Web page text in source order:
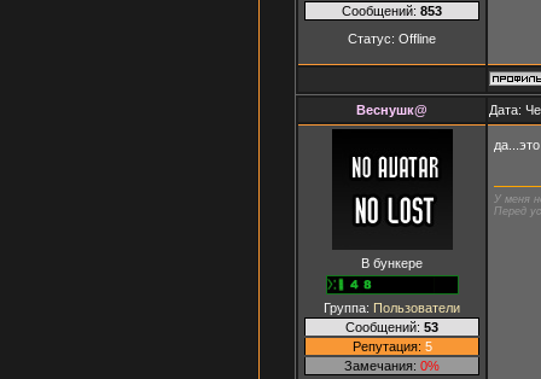
Сообщений: 853
Статус: Offline
Веснушк@ Дата:
В бункере
Группа: Пользователи
Сообщений: 53
Репутация: 5
Замечания: 0%
У меня
Перед